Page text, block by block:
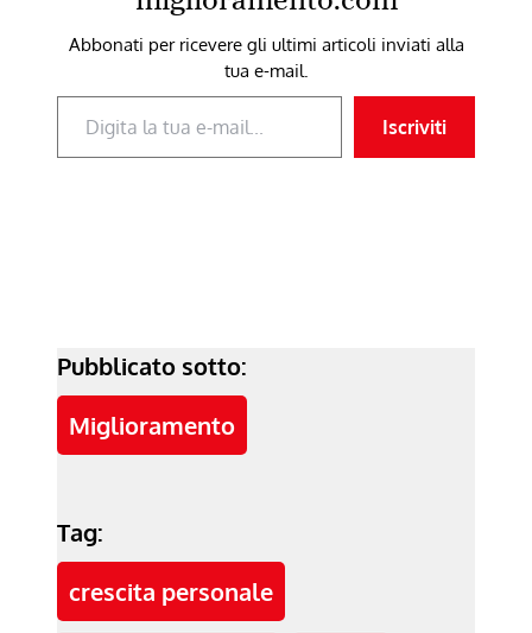
Abbonati per ricevere gli ultimi articoli inviati alla
tua e-mail.
Digita la tua e-mail...
Iscriviti
Pubblicato sotto:
Miglioramento
Tag:
crescita personale